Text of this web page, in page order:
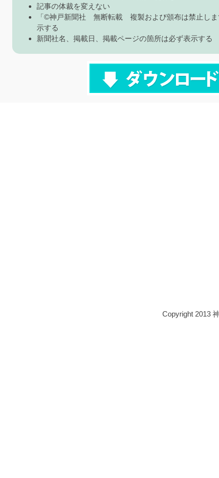
記事の体裁を変えない
「©神戸新聞社 無断転載 複製および頒布は禁止しま
示する
新聞社名、掲載日、掲載ページの箇所は必ず表示する
Copyright 2013